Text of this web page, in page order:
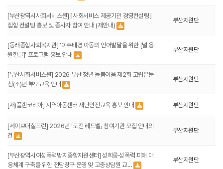
[부산광역시사회서비스원] ⌈사회서비스 제공기관 경영컨설팅⌋
집합 컨설팅 홍보 및 종사자 참여 안내 (재안내)
부산지원단
[동래종합사회복지관] '이주배경 아동의 언어발달을 위한 [널 응
원한글]' 프로그램 홍보 안내
부산지원단
[부산사회서비스원] 2026 부산 청년 돌봄이음 제2회 고립은둔
청(소)년 부모교육 안내
부산지원단
[재)플랜코리아] 지역아동센터 재난안전교육 홍보 안내 부산지원단
[세이브더칠드런] 2026년 「도전 레드벨」 참여기관 모집 안내의
건
부산지원단
[부산광역시여성폭력방지종합지원센터] 성희롱·성폭력 피해 대
응체계 구축을 위한 전담창구 운영 및 고충상담원 교…
부산지원단